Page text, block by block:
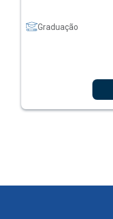
Graduação